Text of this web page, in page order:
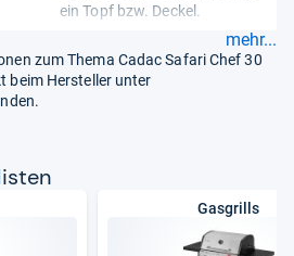
ein Topf bzw. Deckel.
mehr...
zum Thema Cadac Safari Chef 30
beim Hersteller unter
Gasgrills